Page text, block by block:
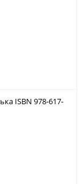
ISBN 978-617-